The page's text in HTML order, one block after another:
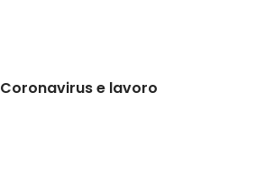
Coronavirus e lavoro